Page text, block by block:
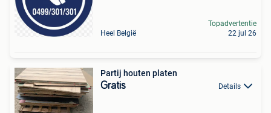
Heel België
Topadvertentie
22 jul 26
Partij houten platen
Gratis Details